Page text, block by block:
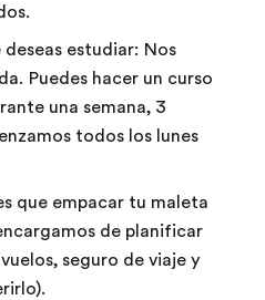
estudiar: Nos
Puedes hacer un curso
una semana, 3
todos los lunes
que empacar tu maleta
de planificar
seguro de viaje y